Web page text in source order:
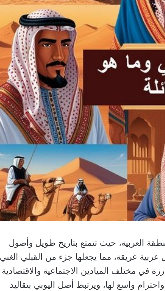
العربية، حيث تتمتع بتاريخ طويل وأصول
عربية عريقة، مما يجعلها جزء من القبلي الغني
في مختلف الميادين الاجتماعية والاقتصادية
واسع لها، ويرتبط أصل اليوبي بتقاليد